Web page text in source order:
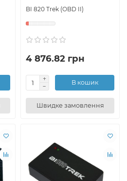
BI 820 Trek (OBD II)
4 876.82 грн
В кошик
Швидке замовлення